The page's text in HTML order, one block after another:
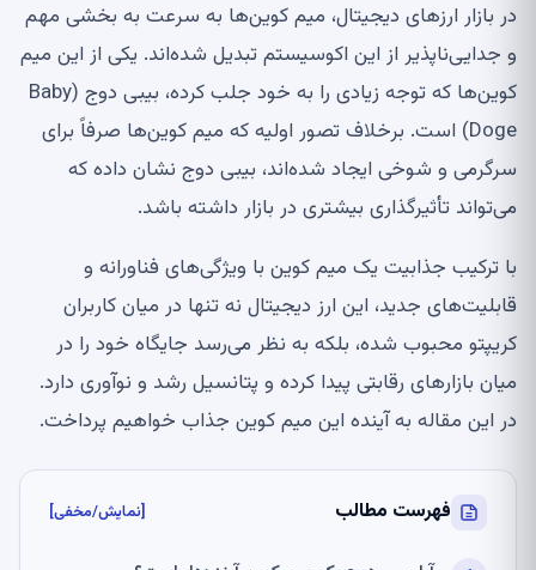
در بازار ارزهای دیجیتال، میم کوین‌ها به سرعت به بخشی مهم
و جدایی‌ناپذیر از این اکوسیستم تبدیل شده‌اند. یکی از این میم
کوین‌ها که توجه زیادی را به خود جلب کرده، بیبی دوج (Baby
Doge) است. برخلاف تصور اولیه که میم کوین‌ها صرفاً برای
سرگرمی و شوخی ایجاد شده‌اند، بیبی دوج نشان داده که
می‌تواند تأثیرگذاری بیشتری در بازار داشته باشد.
با ترکیب جذابیت یک میم کوین با ویژگی‌های فناورانه و
قابلیت‌های جدید، این ارز دیجیتال نه تنها در میان کاربران
کریپتو محبوب شده، بلکه به نظر می‌رسد جایگاه خود را در
میان بازارهای رقابتی پیدا کرده و پتانسیل رشد و نوآوری دارد.
در این مقاله به آینده این میم کوین جذاب خواهیم پرداخت.
فهرست مطالب [نمایش/مخفی]